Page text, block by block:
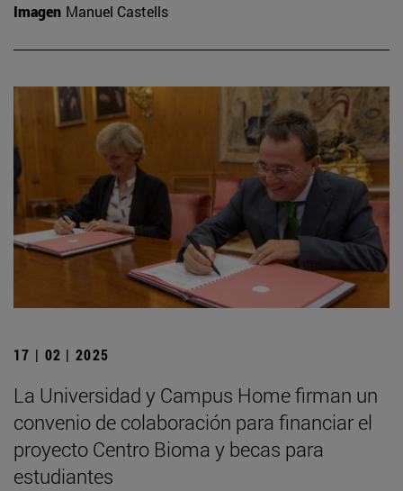
Imagen Manuel Castells
17 | 02 | 2025
La Universidad y Campus Home firman un
convenio de colaboración para financiar el
proyecto Centro Bioma y becas para
estudiantes